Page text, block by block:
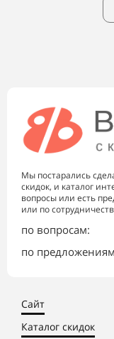
Мы постарались
скидок, и каталог
вопросы или есть
или по
по вопросам:
по
Сайт
Каталог скидок